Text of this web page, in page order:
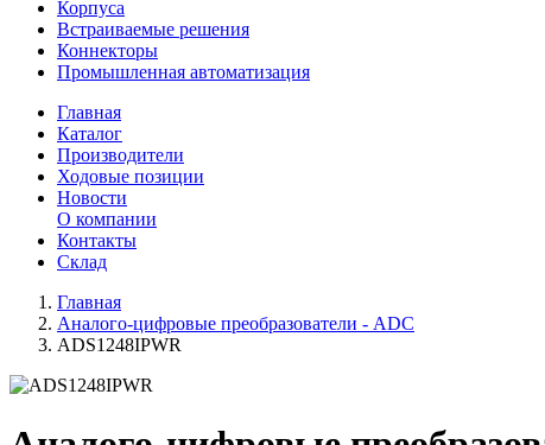
Корпуса
Встраиваемые решения
Коннекторы
Промышленная автоматизация
Главная
Каталог
Производители
Ходовые позиции
Новости
О компании
Контакты
Склад
Главная
Аналого-цифровые преобразователи - ADC
ADS1248IPWR